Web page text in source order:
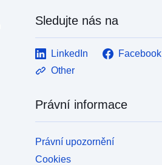
Sledujte nás na
LinkedIn Facebook
Other
Právní informace
Právní upozornění
Cookies